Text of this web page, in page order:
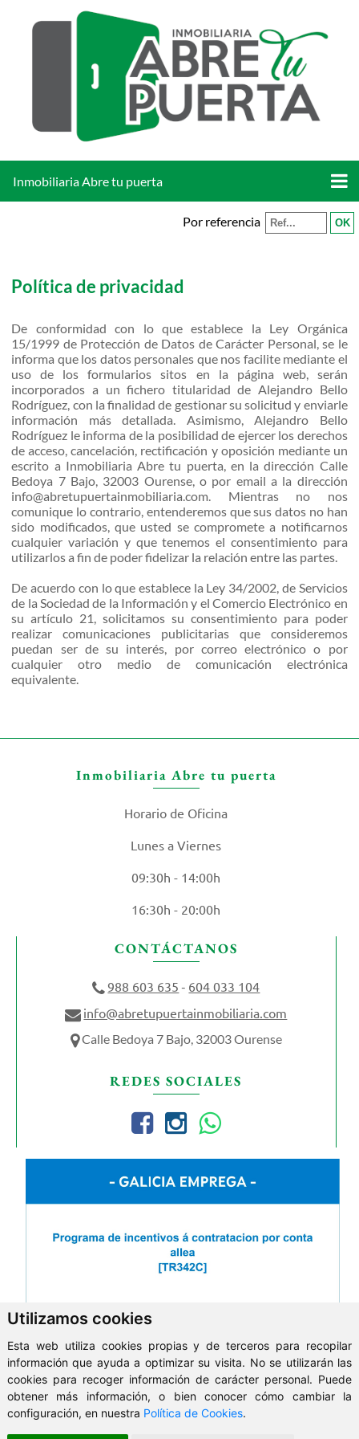
Utilizamos cookies
Esta web utiliza cookies propias y de terceros para recopilar
información que ayuda a optimizar su visita. No se utilizarán las
cookies para recoger información de carácter personal. Puede
obtener más información, o bien conocer cómo cambiar la
configuración, en nuestra Política de Cookies.
Inmobiliaria Abre tu puerta
Por referencia
Política de privacidad
De conformidad con lo que establece la Ley Orgánica
15/1999 de Protección de Datos de Carácter Personal, se le
informa que los datos personales que nos facilite mediante el
uso de los formularios sitos en la página web, serán
incorporados a un fichero titularidad de Alejandro Bello
Rodríguez, con la finalidad de gestionar su solicitud y enviarle
información más detallada. Asimismo, Alejandro Bello
Rodríguez le informa de la posibilidad de ejercer los derechos
de acceso, cancelación, rectificación y oposición mediante un
escrito a Inmobiliaria Abre tu puerta, en la dirección Calle
Bedoya 7 Bajo, 32003 Ourense, o por email a la dirección
info@abretupuertainmobiliaria.com. Mientras no nos
comunique lo contrario, entenderemos que sus datos no han
sido modificados, que usted se compromete a notificarnos
cualquier variación y que tenemos el consentimiento para
utilizarlos a fin de poder fidelizar la relación entre las partes.
De acuerdo con lo que establece la Ley 34/2002, de Servicios
de la Sociedad de la Información y el Comercio Electrónico en
su artículo 21, solicitamos su consentimiento para poder
realizar comunicaciones publicitarias que consideremos
puedan ser de su interés, por correo electrónico o por
cualquier otro medio de comunicación electrónica
equivalente.
Inmobiliaria Abre tu puerta
Horario de Oficina
Lunes a Viernes
09:30h - 14:00h
16:30h - 20:00h
CONTÁCTANOS
988 603 635 - 604 033 104
info@abretupuertainmobiliaria.com
Calle Bedoya 7 Bajo, 32003 Ourense
REDES SOCIALES
ClickViviendas